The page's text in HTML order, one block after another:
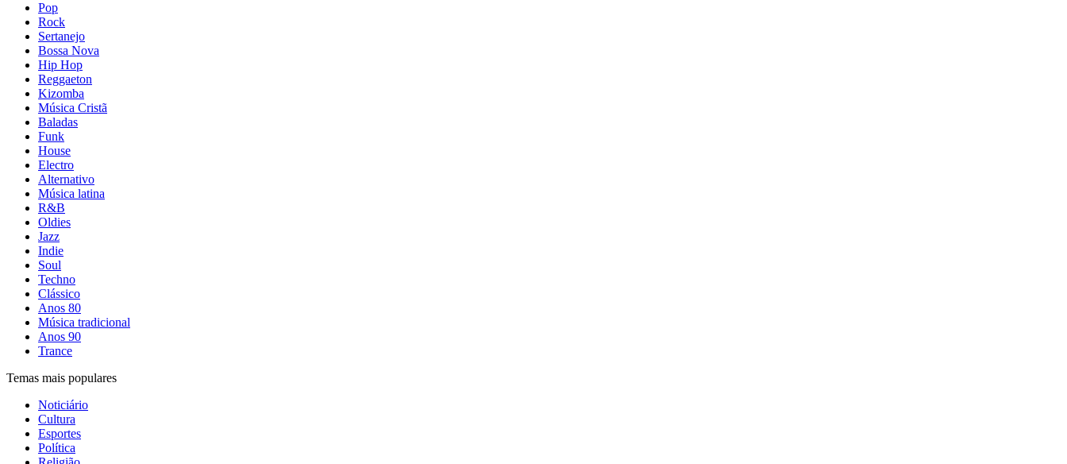
Pop
Rock
Sertanejo
Bossa Nova
Hip Hop
Reggaeton
Kizomba
Música Cristã
Baladas
Funk
House
Electro
Alternativo
Música latina
R&B
Oldies
Jazz
Indie
Soul
Techno
Clássico
Anos 80
Música tradicional
Anos 90
Trance
Temas mais populares
Noticiário
Cultura
Esportes
Política